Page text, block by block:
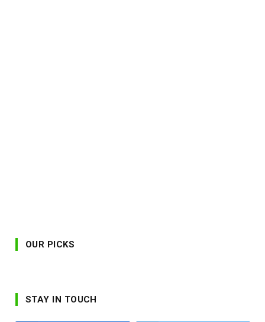
OUR PICKS
STAY IN TOUCH